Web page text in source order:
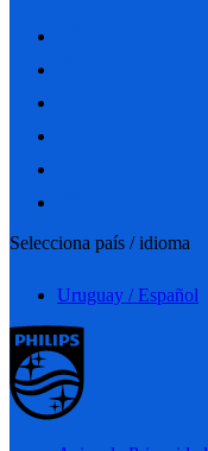
Selecciona país / idioma
Uruguay / Español